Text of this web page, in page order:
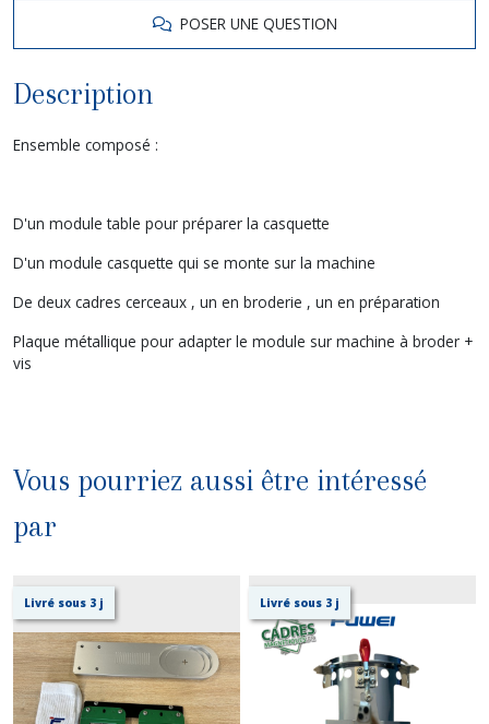
POSER UNE QUESTION
Description
Ensemble composé :
D'un module table pour préparer la casquette
D'un module casquette qui se monte sur la machine
De deux cadres cerceaux , un en broderie , un en préparation
Plaque métallique pour adapter le module sur machine à broder +
vis
Vous pourriez aussi être intéressé
par
Livré sous 3 j Livré sous 3 j